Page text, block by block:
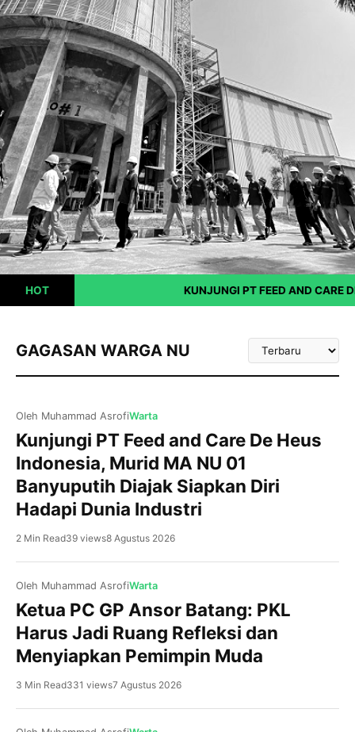
HOT KUNJUNGI PT FEED AND CARE
GAGASAN WARGA NU
Urutkan
Artikel
Oleh Muhammad AsrofiWarta
Kunjungi PT Feed and Care De Heus
Indonesia, Murid MA NU 01
Banyuputih Diajak Siapkan Diri
Hadapi Dunia Industri
2 Min Read39 views8 Agustus 2026
Oleh Muhammad AsrofiWarta
Ketua PC GP Ansor Batang: PKL
Harus Jadi Ruang Refleksi dan
Menyiapkan Pemimpin Muda
3 Min Read331 views7 Agustus 2026